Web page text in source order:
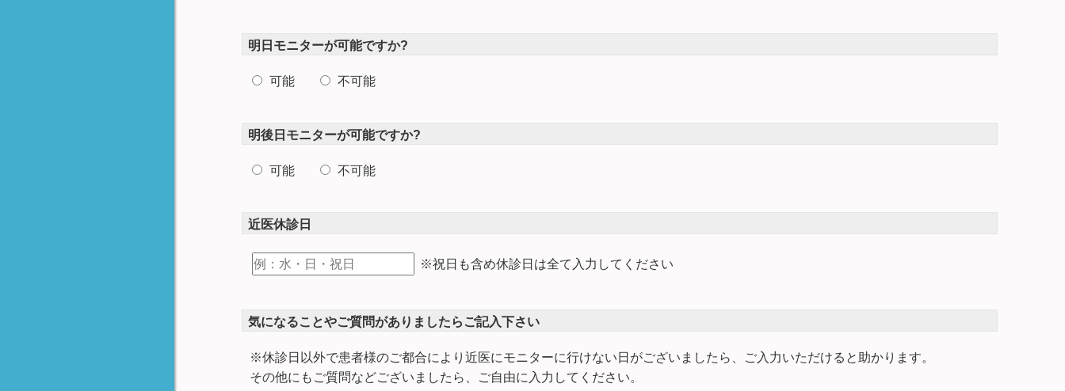
明日モニターが可能ですか?
可能 不可能
明後日モニターが可能ですか?
可能 不可能
近医休診日
※祝日も含め休診日は全て入力してください
気になることやご質問がありましたらご記入下さい
※休診日以外で患者様のご都合により近医にモニターに行けない日がございましたら、ご入力いただけると助かります。
その他にもご質問などございましたら、ご自由に入力してください。